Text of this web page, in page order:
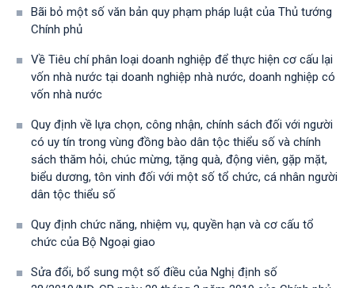
Bãi bỏ một số văn bản quy phạm pháp luật của Thủ tướng
Chính phủ
Về Tiêu chí phân loại doanh nghiệp để thực hiện cơ cấu lại
vốn nhà nước tại doanh nghiệp nhà nước, doanh nghiệp có
vốn nhà nước
Quy định về lựa chọn, công nhận, chính sách đối với người
có uy tín trong vùng đồng bào dân tộc thiểu số và chính
sách thăm hỏi, chúc mừng, tặng quà, động viên, gặp mặt,
biểu dương, tôn vinh đối với một số tổ chức, cá nhân người
dân tộc thiểu số
Quy định chức năng, nhiệm vụ, quyền hạn và cơ cấu tổ
chức của Bộ Ngoại giao
Sửa đổi, bổ sung một số điều của Nghị định số